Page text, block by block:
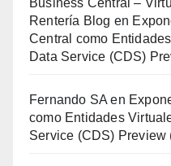
Business Central –
Rentería Blog en
Central como
Data Service (CDS)
Fernando SA en
como Entidades
Service (CDS) Preview